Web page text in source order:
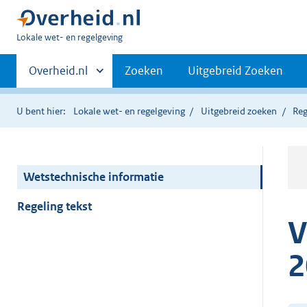
U
hier:
Lokale wet- en regelgeving
Primaire
navigatie
Andere
sites
binnen
Overheid.nl Zoeken Uitgebreid Zoeken
U bent hier: Lokale wet- en regelgeving Uitgebreid zoeken
Wetstechnische informatie
Regeling tekst